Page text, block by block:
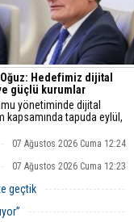
Hedefimiz dijital
güçlü kurumlar
yönetiminde dijital
kapsamında tapuda eylül,
devreye alınmasının
açıkladı.
07 Ağustos 2026 Cuma 12:24
07 Ağustos 2026 Cuma 12:23
geçtik
Ağustos 2026 Perşembe 20:51